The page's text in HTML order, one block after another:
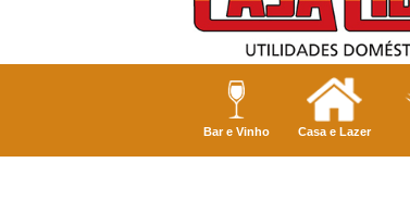
Bar e Vinho Casa e Lazer